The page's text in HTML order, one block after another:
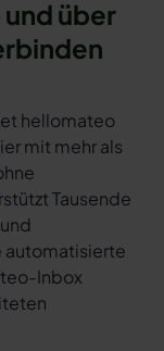
über
hellomateo
mit mehr als
Tausende
automatisierte
Inbox